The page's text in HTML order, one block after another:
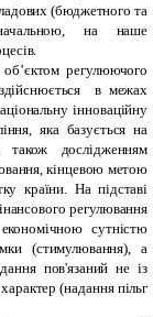
(бюджетного та
на наше
регулюючого
в межах
інноваційну
, яка базується на
дослідженням
кінцевою метою
країни. На підставі
регулювання
сутністю
(стимулювання), а
пов'язаний не із
(надання пільг